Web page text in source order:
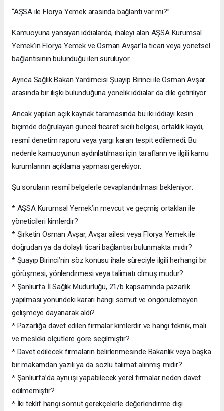
“AŞSA ile Florya Yemek arasında bağlantı var mı?”
Kamuoyuna yansıyan iddialarda, ihaleyi alan AŞSA Kurumsal
Yemek’in Florya Yemek ve Osman Avşar’la ticari veya yönetsel
bağlantısının bulunduğu ileri sürülüyor.
Ayrıca Sağlık Bakan Yardımcısı Şuayıp Birinci ile Osman Avşar
arasında bir ilişki bulunduğuna yönelik iddialar da dile getiriliyor.
Ancak yapılan açık kaynak taramasında bu iki iddiayı kesin
biçimde doğrulayan güncel ticaret sicili belgesi, ortaklık kaydı,
resmî denetim raporu veya yargı kararı tespit edilemedi. Bu
nedenle kamuoyunun aydınlatılması için tarafların ve ilgili kamu
kurumlarının açıklama yapması gerekiyor.
Şu soruların resmî belgelerle cevaplandırılması bekleniyor:
* AŞSA Kurumsal Yemek’in mevcut ve geçmiş ortakları ile
yöneticileri kimlerdir?
* Şirketin Osman Avşar, Avşar ailesi veya Florya Yemek ile
doğrudan ya da dolaylı ticari bağlantısı bulunmakta mıdır?
* Şuayıp Birinci’nin söz konusu ihale süreciyle ilgili herhangi bir
görüşmesi, yönlendirmesi veya talimatı olmuş mudur?
* Şanlıurfa İl Sağlık Müdürlüğü, 21/b kapsamında pazarlık
yapılması yönündeki kararı hangi somut ve öngörülemeyen
gelişmeye dayanarak aldı?
* Pazarlığa davet edilen firmalar kimlerdir ve hangi teknik, mali
ve mesleki ölçütlere göre seçilmiştir?
* Davet edilecek firmaların belirlenmesinde Bakanlık veya başka
bir makamdan yazılı ya da sözlü talimat alınmış mıdır?
* Şanlıurfa’da aynı işi yapabilecek yerel firmalar neden davet
edilmemiştir?
* İki teklif hangi somut gerekçelerle değerlendirme dışı